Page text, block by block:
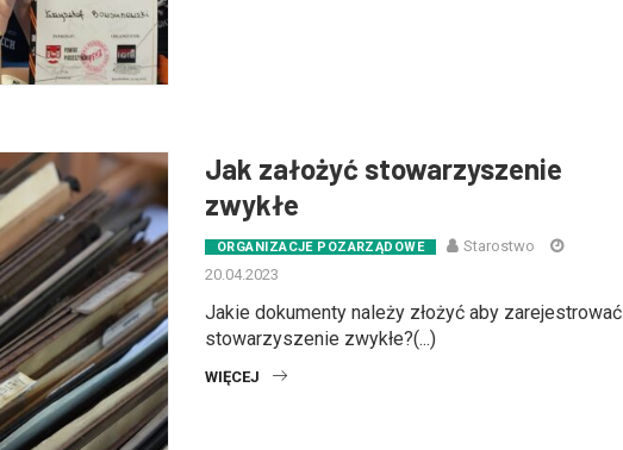
Jak założyć stowarzyszenie
zwykłe
ORGANIZACJE POZARZĄDOWE
Starostwo
20.04.2023
Jakie dokumenty należy złożyć aby zarejestrować
stowarzyszenie zwykłe?(...)
WIĘCEJ